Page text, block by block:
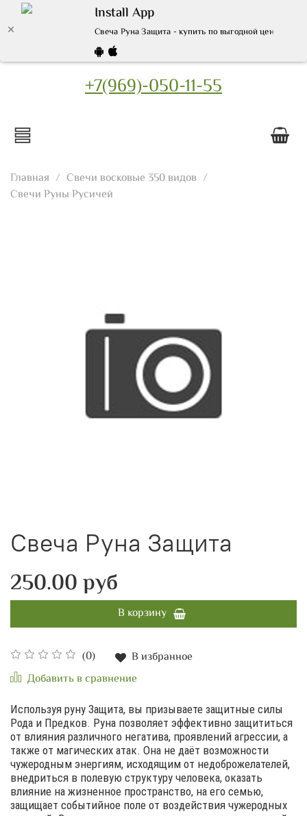
Install App
Свеча Руна Защита - купить по выгодной цене |
+7(969)-050-11-55
Главная
Свечи восковые 350 видов
Свечи Руны Русичей
Свеча Руна Защита
(0)
В избранное
Добавить в сравнение
250.00 руб
В корзину
Используя руну Защита, вы призываете защитные силы
Рода и Предков. Руна позволяет эффективно защититься
от влияния различного негатива, проявлений агрессии, а
также от магических атак. Она не даёт возможности
чужеродным энергиям, исходящим от недоброжелателей,
внедриться в полевую структуру человека, оказать
влияние на жизненное пространство, на его семью,
защищает событийное поле от воздействия чужеродных